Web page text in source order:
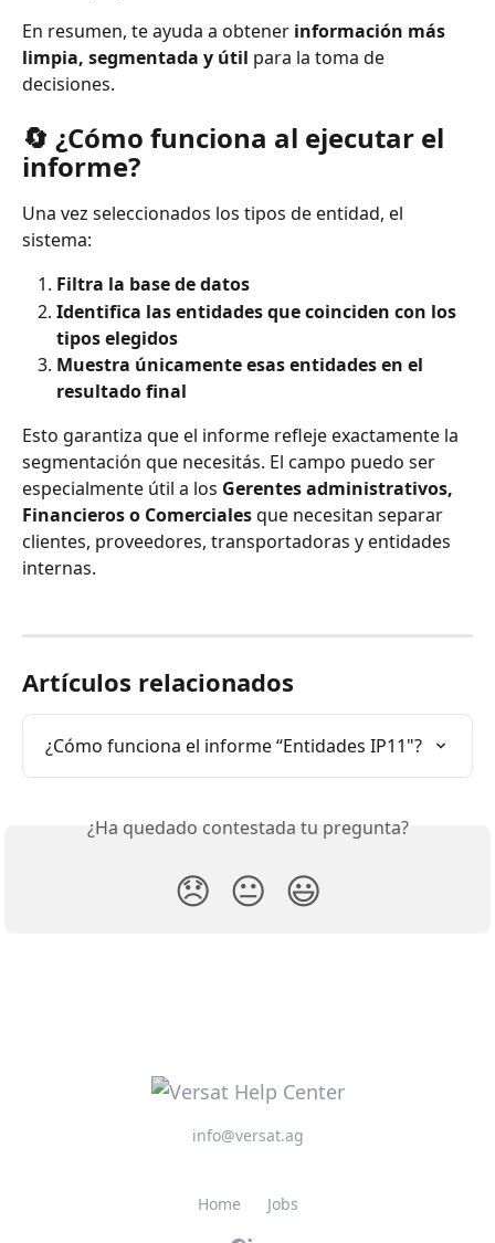
En resumen, te ayuda a obtener información más
limpia, segmentada y útil para la toma de
decisiones.
🔄️ ¿Cómo funciona al ejecutar el
informe?
Una vez seleccionados los tipos de entidad, el
sistema:
Filtra la base de datos
Identifica las entidades que coinciden con los
tipos elegidos
Muestra únicamente esas entidades en el
resultado final
Esto garantiza que el informe refleje exactamente la
segmentación que necesitás. El campo puedo ser
especialmente útil a los Gerentes administrativos,
Financieros o Comerciales que necesitan separar
clientes, proveedores, transportadoras y entidades
internas.
Artículos relacionados
¿Cómo funciona el informe “Entidades IP11"?
¿Ha quedado contestada tu pregunta?
😞 😐 😃
info@versat.ag
Home Jobs